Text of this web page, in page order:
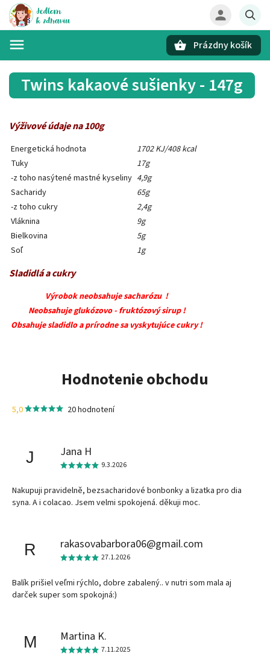
Prázdny košík
Twins kakaové sušienky - 147g
Výživové údaje na 100g
Energetická hodnota
1702 KJ/408 kcal
Tuky
17g
-z toho nasýtené mastné kyseliny 4,9g
Sacharidy
65g
-z toho cukry
2,4g
Vláknina
9g
Bielkovina
5g
Soľ
1g
Sladidlá a cukry
Výrobok neobsahuje sacharózu !
Neobsahuje glukózovo - fruktózový sirup !
Obsahuje sladidlo a prírodne sa vyskytujúce cukry !
Hodnotenie obchodu
5,0 20 hodnotení
J Jana H
9.3.2026
Nakupuji pravidelně, bezsacharidové bonbonky a lizatka pro dia
syna. A i colacao. Jsem velmi spokojená. děkuji moc.
R rakasovabarbora06@gmail.com
27.1.2026
Balík prišiel veľmi rýchlo, dobre zabalený.. v nutri som mala aj
darček super som spokojná:)
M Martina K.
7.11.2025